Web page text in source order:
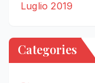
Luglio 2019
Categories